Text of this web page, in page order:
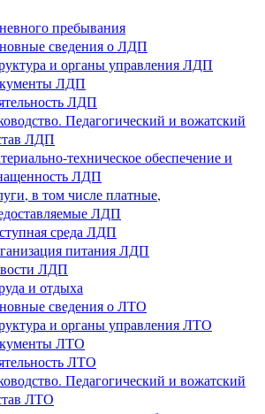
пребывания
сведения о ЛДП
и органы управления ЛДП
ЛДП
ЛДП
Педагогический и вожатский
ЛДП
техническое обеспечение и
ЛДП
в том числе платные,
ЛДП
среда ЛДП
питания ЛДП
ЛДП
и отдыха
сведения о ЛТО
и органы управления ЛТО
ЛТО
ЛТО
Педагогический и вожатский
ЛТО